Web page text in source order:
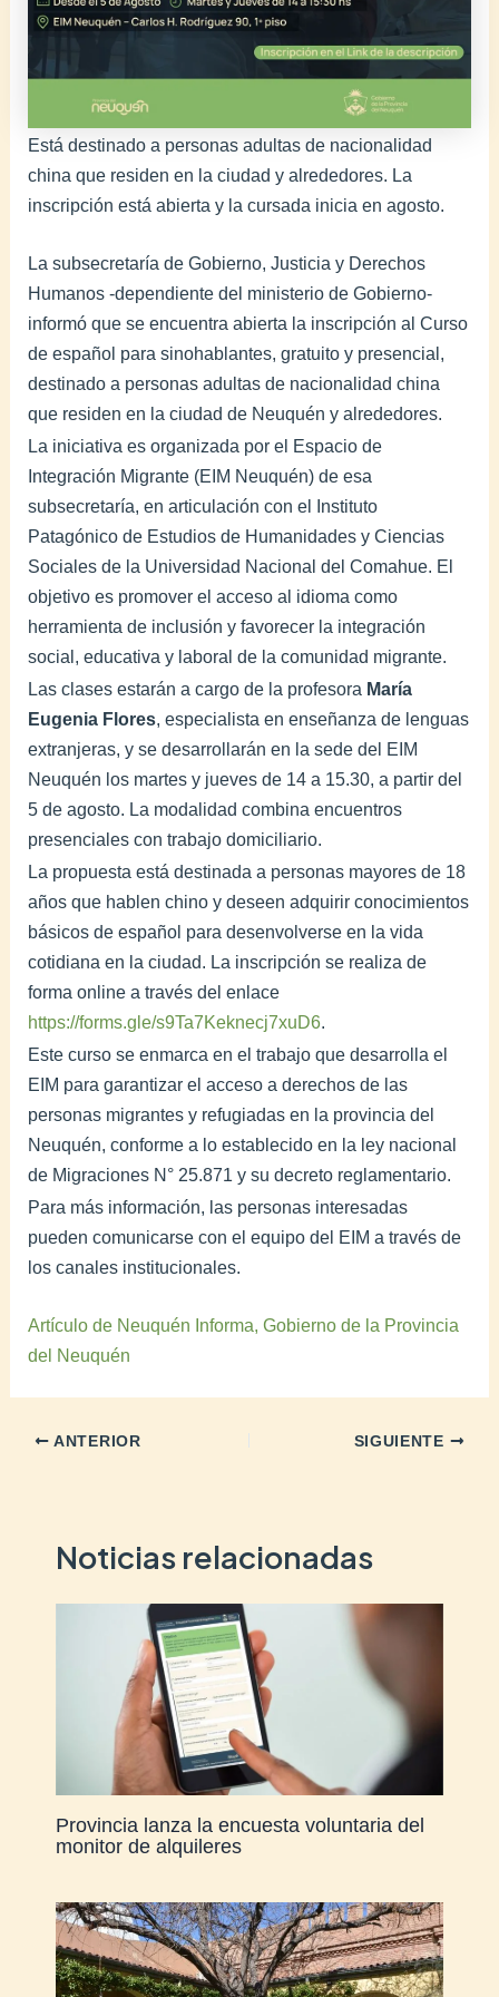
Está destinado a personas adultas de nacionalidad
china que residen en la ciudad y alrededores. La
inscripción está abierta y la cursada inicia en agosto.
La subsecretaría de Gobierno, Justicia y Derechos
Humanos -dependiente del ministerio de Gobierno-
informó que se encuentra abierta la inscripción al Curso
de español para sinohablantes, gratuito y presencial,
destinado a personas adultas de nacionalidad china
que residen en la ciudad de Neuquén y alrededores.
La iniciativa es organizada por el Espacio de
Integración Migrante (EIM Neuquén) de esa
subsecretaría, en articulación con el Instituto
Patagónico de Estudios de Humanidades y Ciencias
Sociales de la Universidad Nacional del Comahue. El
objetivo es promover el acceso al idioma como
herramienta de inclusión y favorecer la integración
social, educativa y laboral de la comunidad migrante.
Las clases estarán a cargo de la profesora María
Eugenia Flores, especialista en enseñanza de lenguas
extranjeras, y se desarrollarán en la sede del EIM
Neuquén los martes y jueves de 14 a 15.30, a partir del
5 de agosto. La modalidad combina encuentros
presenciales con trabajo domiciliario.
La propuesta está destinada a personas mayores de 18
años que hablen chino y deseen adquirir conocimientos
básicos de español para desenvolverse en la vida
cotidiana en la ciudad. La inscripción se realiza de
forma online a través del enlace
https://forms.gle/s9Ta7Keknecj7xuD6.
Este curso se enmarca en el trabajo que desarrolla el
EIM para garantizar el acceso a derechos de las
personas migrantes y refugiadas en la provincia del
Neuquén, conforme a lo establecido en la ley nacional
de Migraciones N° 25.871 y su decreto reglamentario.
Para más información, las personas interesadas
pueden comunicarse con el equipo del EIM a través de
los canales institucionales.
Artículo de Neuquén Informa, Gobierno de la Provincia
del Neuquén
ANTERIOR SIGUIENTE
Noticias relacionadas
Provincia lanza la encuesta voluntaria del
monitor de alquileres